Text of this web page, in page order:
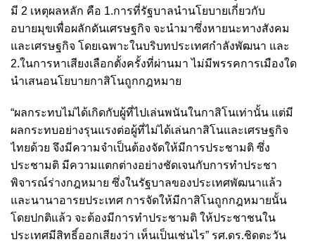
มี 2 เหตุผลหลัก คือ 1.การที่รัฐบาลนำนโยบายเกี่ยวกับ
อบายมุขเพื่อผลักดันเศรษฐกิจ จะนำมาซึ่งหายนะทางสังคม
และเศรษฐกิจ โดยเฉพาะในบริบทประเทศกำลังพัฒนา และ
2.ในการหาเสียงเลือกตั้งครั้งที่ผ่านมา ไม่มีพรรคการเมืองใด
นำเสนอนโยบายกาสิโนถูกกฎหมาย
“ผลกระทบไม่ได้เกิดกับผู้ที่ไปเล่นพนันในกาสิโนเท่านั้น แต่มี
ผลกระทบอย่างรุนแรงต่อผู้ที่ไม่ได้เล่นกาสิโนและเศรษฐกิจ
ไทยด้วย จึงมีความจำเป็นต้องจัดให้มีการประชามติ ซึ่ง
ประชามติ มีความแตกต่างอย่างชัดเจนกับการทำประชา
พิจารณ์ร่างกฎหมาย ซึ่งในรัฐบาลของประเทศพัฒนาแล้ว
และนานาอารยประเทศ การจัดให้มีกาสิโนถูกกฎหมายนั้น
โดยปกติแล้ว จะต้องมีการทำประชามติ ให้ประชาชนใน
ประเทศมีสิทธิ์ออกเสียงว่า เห็นเป็นเช่นไร” รศ.ดร.ชิดตะวัน